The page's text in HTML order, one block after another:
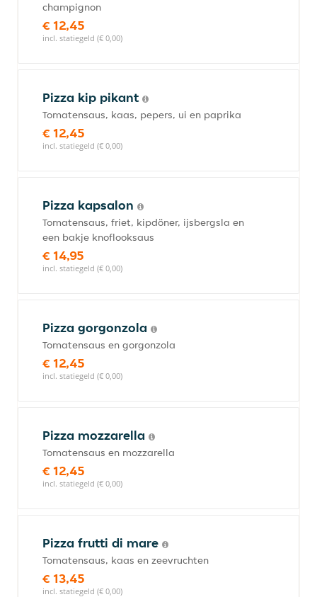
champignon
€ 12,45
incl. statiegeld (€ 0,00)
Pizza kip pikant
Tomatensaus, kaas, pepers, ui en paprika
€ 12,45
incl. statiegeld (€ 0,00)
Pizza kapsalon
Tomatensaus, friet, kipdöner, ijsbergsla en
een bakje knoflooksaus
€ 14,95
incl. statiegeld (€ 0,00)
Pizza gorgonzola
Tomatensaus en gorgonzola
€ 12,45
incl. statiegeld (€ 0,00)
Pizza mozzarella
Tomatensaus en mozzarella
€ 12,45
incl. statiegeld (€ 0,00)
Pizza frutti di mare
Tomatensaus, kaas en zeevruchten
€ 13,45
incl. statiegeld (€ 0,00)